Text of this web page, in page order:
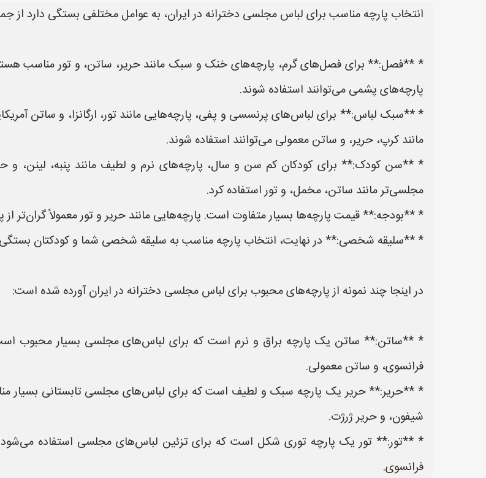
انتخاب پارچه مناسب برای لباس مجلسی دخترانه در ایران، به عوامل مختلفی بستگی دارد از
* **فصل:** برای فصل‌های گرم، پارچه‌های خنک و سبک مانند حریر، ساتن، و تور مناسب
پارچه‌های پشمی می‌توانند استفاده شوند.
* **سبک لباس:** برای لباس‌های پرنسسی و پفی، پارچه‌هایی مانند تور، ارگانزا، و ساتن
مانند کرپ، حریر، و ساتن معمولی می‌توانند استفاده شوند.
* **سن کودک:** برای کودکان کم سن و سال، پارچه‌های نرم و لطیف مانند پنبه، لینن، و
مجلسی‌تر مانند ساتن، مخمل، و تور استفاده کرد.
* **بودجه:** قیمت پارچه‌ها بسیار متفاوت است. پارچه‌هایی مانند حریر و تور معمولاً گران‌تر از
* **سلیقه شخصی:** در نهایت، انتخاب پارچه مناسب به سلیقه شخصی شما و کودکتان بستگی
در اینجا چند نمونه از پارچه‌های محبوب برای لباس مجلسی دخترانه در ایران آورده شده است:
* **ساتن:** ساتن یک پارچه براق و نرم است که برای لباس‌های مجلسی بسیار محبوب
فرانسوی، و ساتن معمولی.
* **حریر:** حریر یک پارچه سبک و لطیف است که برای لباس‌های مجلسی تابستانی بسیار
شیفون، و حریر ژرژت.
* **تور:** تور یک پارچه توری شکل است که برای تزئین لباس‌های مجلسی استفاده می‌شود. تور
فرانسوی.